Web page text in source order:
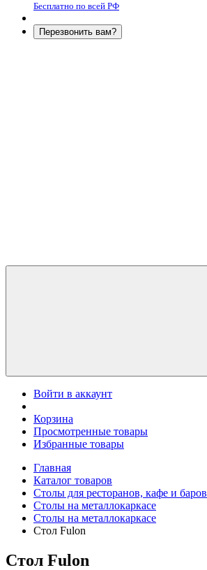
Бесплатно по всей РФ
Перезвонить вам?
Войти в аккаунт
Корзина
Просмотренные товары
Избранные товары
Главная
Каталог товаров
Столы для ресторанов, кафе и баров
Столы на металлокаркасе
Столы на металлокаркасе
Стол Fulon
Стол Fulon